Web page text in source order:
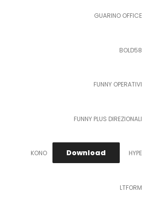
GUARINO OFFICE
BOLD58
FUNNY OPERATIVI
FUNNY PLUS DIREZIONALI
HYPE
KONO Download
LTFORM